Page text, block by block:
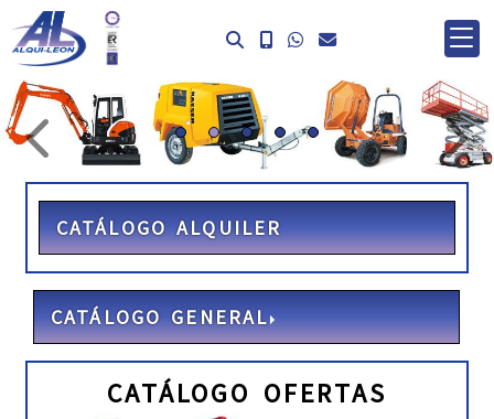
prev
CATÁLOGO ALQUILER
CATÁLOGO GENERAL
CATÁLOGO OFERTAS